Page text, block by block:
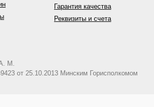
Гарантия качества
Реквизиты и счета
М.
от 25.10.2013 Минским Горисполкомом